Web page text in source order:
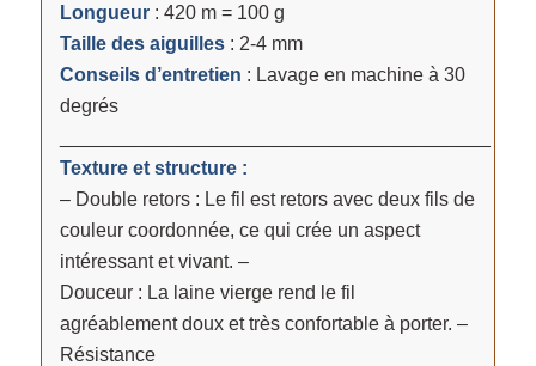
Longueur: 420 m = 100 g
Taille des aiguilles: 2-4 mm
Conseils d’entretien : Lavage en machine à 30
degrés
Texture et structure :
– Double retors : Le fil est retors avec deux fils de
couleur coordonnée, ce qui crée un aspect
intéressant et vivant. –
Douceur : La laine vierge rend le fil
agréablement doux et très confortable à porter. –
Résistance